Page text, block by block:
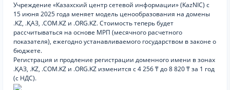
Учреждение «Казахский центр сетевой информации» (KazNIC) с
15 июня 2025 года меняет модель ценообразования на домены
.KZ, .ҚАЗ, .COM.KZ и .ORG.KZ. Стоимость теперь будет
рассчитываться на основе МРП (месячного расчетного
показателя), ежегодно устанавливаемого государством в законе о
бюджете.
Регистрация и продление регистрации доменного имени в зонах
.ҚАЗ, .KZ, .COM.KZ и .ORG.KZ изменится с 4 256 ₸ до 8 820 ₸ за 1 год
(с НДС).